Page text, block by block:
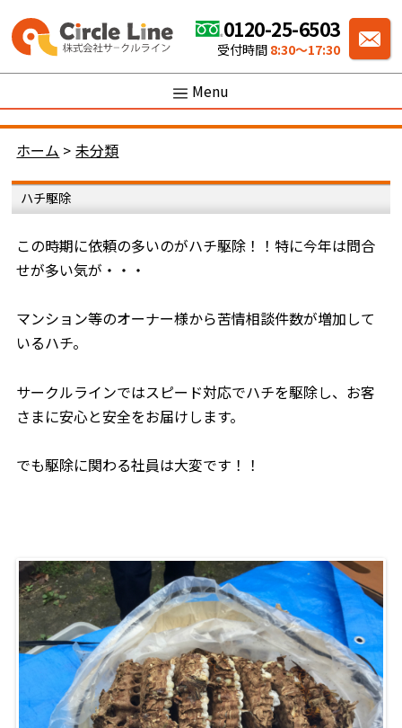
0120-25-6503
受付時間 8:30〜17:30
Menu
ホーム > 未分類
ハチ駆除
この時期に依頼の多いのがハチ駆除！！特に今年は問合
せが多い気が・・・
マンション等のオーナー様から苦情相談件数が増加して
いるハチ。
サークルラインではスピード対応でハチを駆除し、お客
さまに安心と安全をお届けします。
でも駆除に関わる社員は大変です！！